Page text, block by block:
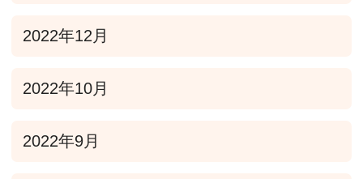
2022年12月
2022年10月
2022年9月